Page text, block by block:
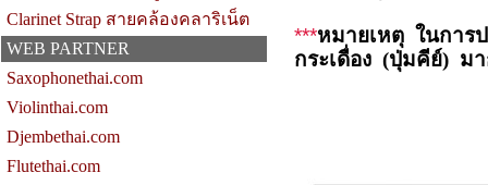
Clarinet Strap สายคล้องคลาริเน็ต
WEB PARTNER
Saxophonethai.com
Violinthai.com
Djembethai.com
Flutethai.com
***หมายเหตุ ในการ
กระเดื่อง (ปุ่มคีย์) ม